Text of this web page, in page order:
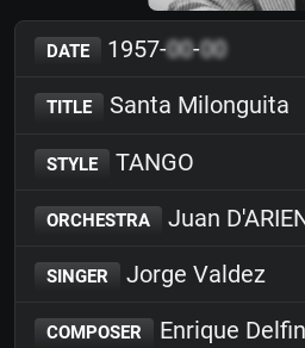
DATE 1957-00-00
TITLE Santa Milonguita
STYLE TANGO
ORCHESTRA Juan
SINGER Jorge Valdez
COMPOSER Enrique